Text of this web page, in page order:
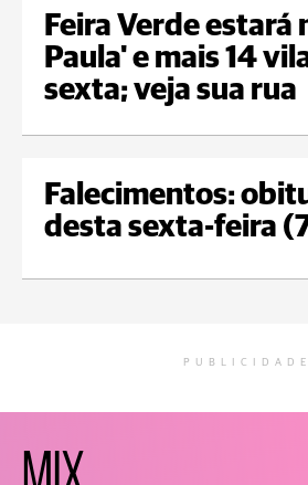
Feira Verde estará
Paula' e mais 14
sexta; veja sua rua
Falecimentos:
desta sexta-feira
PUBLICIDADE
MIX